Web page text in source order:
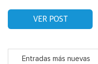
VER POST
Entradas más nuevas